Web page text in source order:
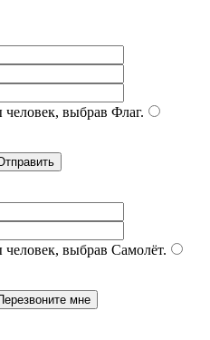
выбрав Флаг.
выбрав Самолёт.